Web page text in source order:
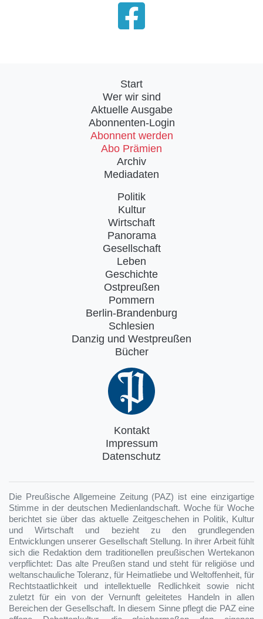
Start
Wer wir sind
Aktuelle Ausgabe
Abonnenten-Login
Abonnent werden
Abo Prämien
Archiv
Mediadaten
Politik
Kultur
Wirtschaft
Panorama
Gesellschaft
Leben
Geschichte
Ostpreußen
Pommern
Berlin-Brandenburg
Schlesien
Danzig und Westpreußen
Bücher
Kontakt
Impressum
Datenschutz
Die Preußische Allgemeine Zeitung (PAZ) ist eine einzigartige
Stimme in der deutschen Medienlandschaft. Woche für Woche
berichtet sie über das aktuelle Zeitgeschehen in Politik, Kultur
und Wirtschaft und bezieht zu den grundlegenden
Entwicklungen unserer Gesellschaft Stellung. In ihrer Arbeit fühlt
sich die Redaktion dem traditionellen preußischen Wertekanon
verpflichtet: Das alte Preußen stand und steht für religiöse und
weltanschauliche Toleranz, für Heimatliebe und Weltoffenheit, für
Rechtstaatlichkeit und intellektuelle Redlichkeit sowie nicht
zuletzt für ein von der Vernunft geleitetes Handeln in allen
Bereichen der Gesellschaft. In diesem Sinne pflegt die PAZ eine